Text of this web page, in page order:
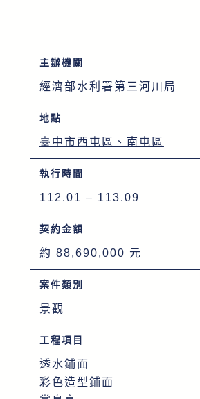
主辦機關
經濟部水利署第三河川局
地點
臺中市西屯區、南屯區
執行時間
112.01 – 113.09
契約金額
約 88,690,000 元
案件類別
景觀
工程項目
透水鋪面
彩色造型鋪面